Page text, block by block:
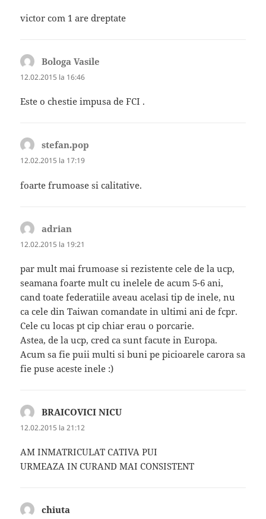
victor com 1 are dreptate
Bologa Vasile
12.02.2015 la 16:46
Este o chestie impusa de FCI .
stefan.pop
12.02.2015 la 17:19
foarte frumoase si calitative.
adrian
12.02.2015 la 19:21
par mult mai frumoase si rezistente cele de la ucp,
seamana foarte mult cu inelele de acum 5-6 ani,
cand toate federatiile aveau acelasi tip de inele, nu
ca cele din Taiwan comandate in ultimi ani de fcpr.
Cele cu locas pt cip chiar erau o porcarie.
Astea, de la ucp, cred ca sunt facute in Europa.
Acum sa fie puii multi si buni pe picioarele carora sa
fie puse aceste inele :)
BRAICOVICI NICU
12.02.2015 la 21:12
AM INMATRICULAT CATIVA PUI
URMEAZA IN CURAND MAI CONSISTENT
chiuta